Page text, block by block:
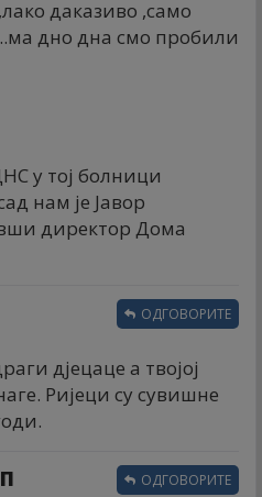
даказиво ,само
дно дна смо пробили
у тој болници
нам је Јавор
директор Дома
дјецаце а твојој
Ријеци су сувишне
ОДГОВОРИТЕ
ОДГОВОРИТЕ